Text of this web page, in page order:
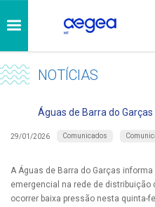
NOTÍCIAS
Águas de Barra do
29/01/2026 Comunicados
A Águas de Barra do Garças
emergencial na rede de distribuição
ocorrer baixa pressão nesta quinta-